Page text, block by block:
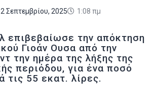
2 Σεπτεμβρίου, 2025 1:08 πμ
επιβεβαίωσε την απόκτηση
Γιοάν Ουσα από την
την ημέρα της λήξης της
περιόδου, για ένα ποσό
τις 55 εκατ. λίρες.